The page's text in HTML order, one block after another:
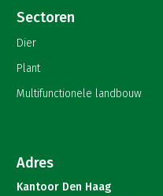
Sectoren
Dier
Plant
Multifunctionele landbouw
Adres
Kantoor Den Haag